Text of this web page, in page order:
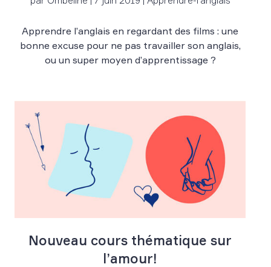
Apprendre l’anglais en regardant des films : une
bonne excuse pour ne pas travailler son anglais,
ou un super moyen d’apprentissage ?
Nouveau cours thématique sur
l’amour!